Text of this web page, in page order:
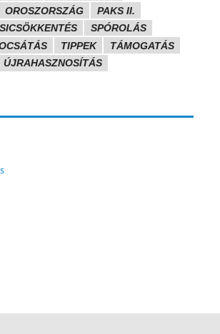
OROSZORSZÁG
PAKS II.
SPÓROLÁS
TIPPEK
TÁMOGATÁS
ÚJRAHASZNOSÍTÁS